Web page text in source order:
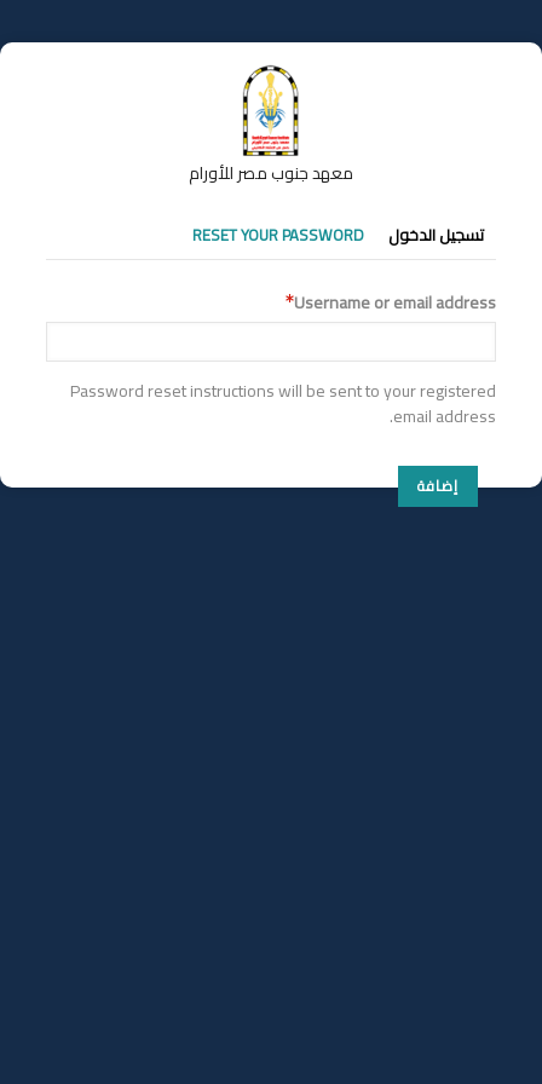
إلى
المحتوى
معهد جنوب مصر للأورام
التبويبات
الأساسية
تسجيل الدخول RESET YOUR PASSWORD
Username or email address
Password reset instructions will be sent to your registered
email address.